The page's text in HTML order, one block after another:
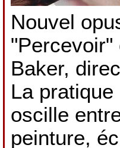
Nouvel
"Percevoir"
Baker,
La
oscille
peinture,